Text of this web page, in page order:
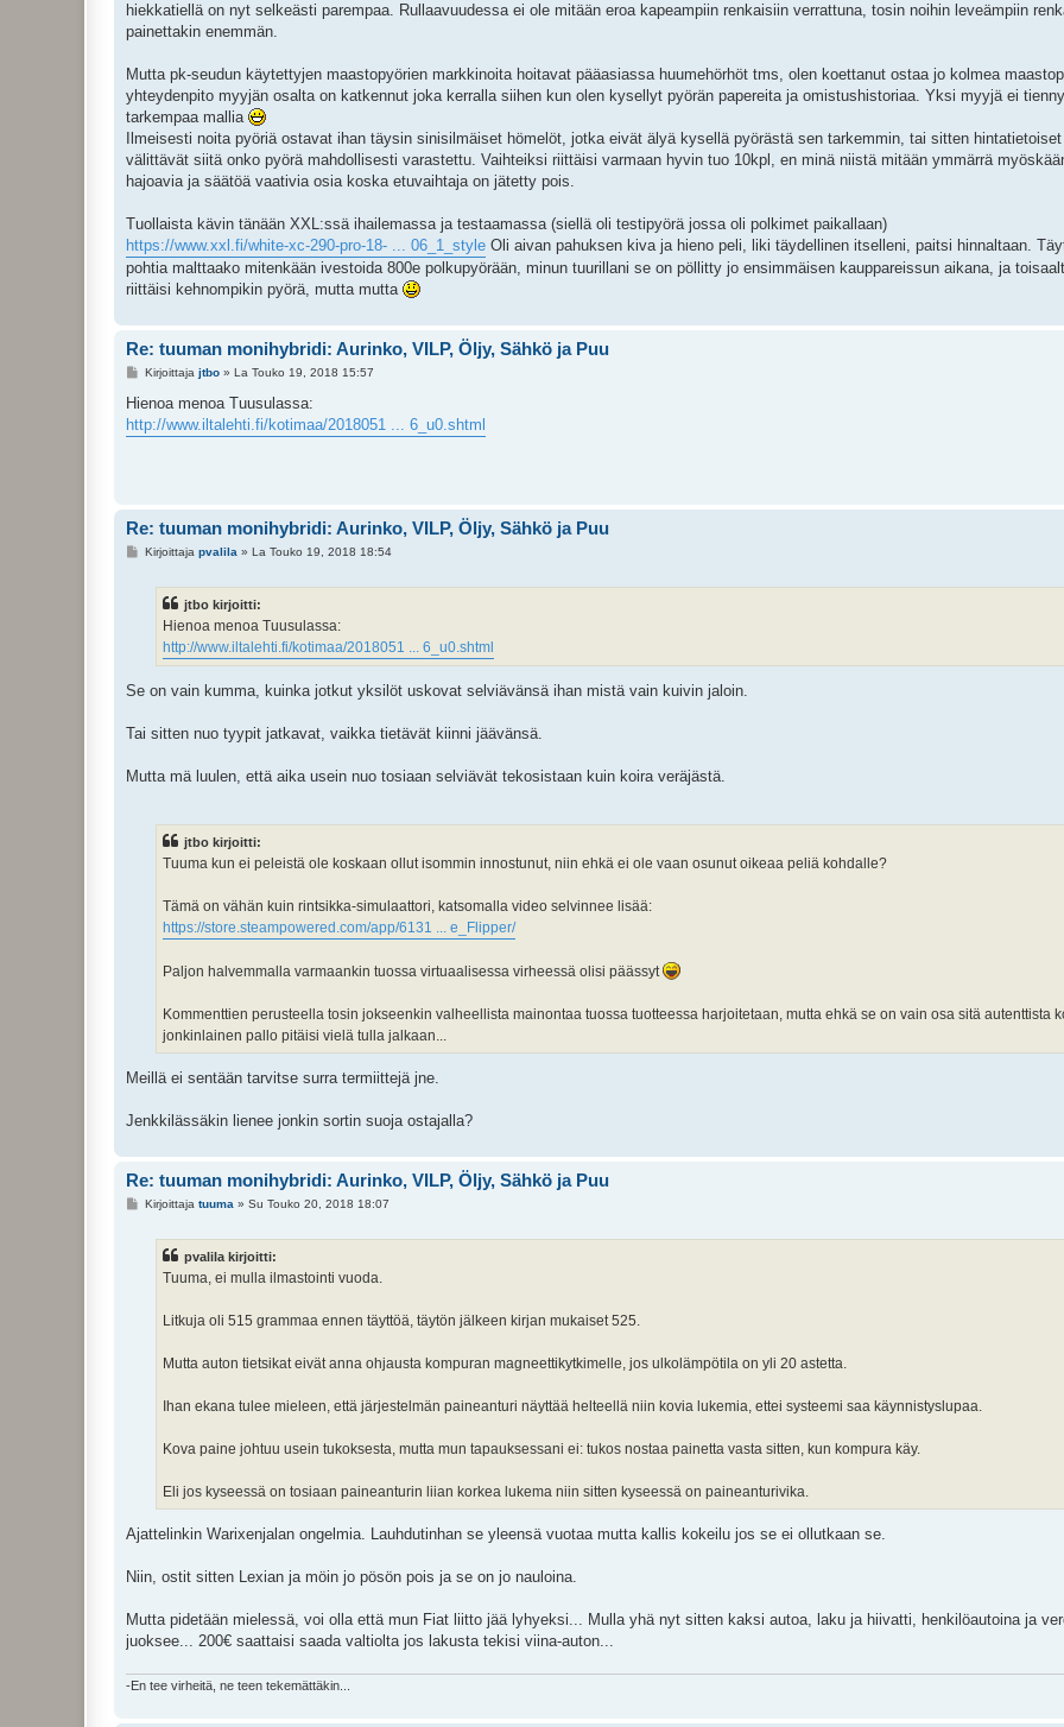
hiekkatiellä on nyt selkeästi parempaa. Rullaavuudessa ei ole mitään eroa kapeampiin renkaisiin verrattuna, tosin noihin leveämpiin
painettakin enemmän.
Mutta pk-seudun käytettyjen maastopyörien markkinoita hoitavat pääasiassa huumehörhöt tms, olen koettanut ostaa jo kolmea
yhteydenpito myyjän osalta on katkennut joka kerralla siihen kun olen kysellyt pyörän papereita ja omistushistoriaa. Yksi myyjä ei
tarkempaa mallia
Ilmeisesti noita pyöriä ostavat ihan täysin sinisilmäiset hömelöt, jotka eivät älyä kysellä pyörästä sen tarkemmin, tai sitten
välittävät siitä onko pyörä mahdollisesti varastettu. Vaihteiksi riittäisi varmaan hyvin tuo 10kpl, en minä niistä mitään ymmärrä
hajoavia ja säätöä vaativia osia koska etuvaihtaja on jätetty pois.
Tuollaista kävin tänään XXL:ssä ihailemassa ja testaamassa (siellä oli testipyörä jossa oli polkimet paikallaan)
https://www.xxl.fi/white-xc-290-pro-18- ... 06_1_style Oli aivan pahuksen kiva ja hieno peli, liki täydellinen itselleni, paitsi hinnaltaan.
pohtia malttaako mitenkään ivestoida 800e polkupyörään, minun tuurillani se on pöllitty jo ensimmäisen kauppareissun aikana, ja
riittäisi kehnompikin pyörä, mutta mutta
Re: tuuman monihybridi: Aurinko, VILP, Öljy, Sähkö ja Puu
V
e
t
Kirjoittaja jtbo» La Touko 19, 2018 15:57
Hienoa menoa Tuusulassa:
http://www.iltalehti.fi/kotimaa/2018051 ... 6_u0.shtml
Re: tuuman monihybridi: Aurinko, VILP, Öljy, Sähkö ja Puu
VKirjoittaja pvalila » La Touko 19, 2018 18:54
jtbo kirjoitti:
Hienoa menoa Tuusulassa:
http://www.iltalehti.fi/kotimaa/2018051 ... 6_u0.shtml
Se on vain kumma, kuinka jotkut yksilöt uskovat selviävänsä ihan mistä vain kuivin jaloin.
Tai sitten nuo tyypit jatkavat, vaikka tietävät kiinni jäävänsä.
Mutta mä luulen, että aika usein nuo tosiaan selviävät tekosistaan kuin koira veräjästä.
jtbo kirjoitti:
Tuuma kun ei peleistä ole koskaan ollut isommin innostunut, niin ehkä ei ole vaan osunut oikeaa peliä kohdalle?
Tämä on vähän kuin rintsikka-simulaattori, katsomalla video selvinnee lisää:
https://store.steampowered.com/app/6131 ... e_Flipper/
Paljon halvemmalla varmaankin tuossa virtuaalisessa virheessä olisi päässyt
Kommenttien perusteella tosin jokseenkin valheellista mainontaa tuossa tuotteessa harjoitetaan, mutta ehkä se on vain osa sitä autenttista
jonkinlainen pallo pitäisi vielä tulla jalkaan...
Meillä ei sentään tarvitse surra termiittejä jne.
Jenkkilässäkin lienee jonkin sortin suoja ostajalla?
Re: tuuman monihybridi: Aurinko, VILP, Öljy, Sähkö ja Puu
VKirjoittaja tuuma » Su Touko 20, 2018 18:07
pvalila kirjoitti:
Tuuma, ei mulla ilmastointi vuoda.
Litkuja oli 515 grammaa ennen täyttöä, täytön jälkeen kirjan mukaiset 525.
Mutta auton tietsikat eivät anna ohjausta kompuran magneettikytkimelle, jos ulkolämpötila on yli 20 astetta.
Ihan ekana tulee mieleen, että järjestelmän paineanturi näyttää helteellä niin kovia lukemia, ettei systeemi saa käynnistyslupaa.
Kova paine johtuu usein tukoksesta, mutta mun tapauksessani ei: tukos nostaa painetta vasta sitten, kun kompura käy.
Eli jos kyseessä on tosiaan paineanturin liian korkea lukema niin sitten kyseessä on paineanturivika.
Ajattelinkin Warixenjalan ongelmia. Lauhdutinhan se yleensä vuotaa mutta kallis kokeilu jos se ei ollutkaan se.
Niin, ostit sitten Lexian ja möin jo pösön pois ja se on jo nauloina.
Mutta pidetään mielessä, voi olla että mun Fiat liitto jää lyhyeksi... Mulla yhä nyt sitten kaksi autoa, laku ja hiivatti, henkilöautoina ja
juoksee... 200€ saattaisi saada valtiolta jos lakusta tekisi viina-auton...
-En tee virheitä, ne teen tekemättäkin...